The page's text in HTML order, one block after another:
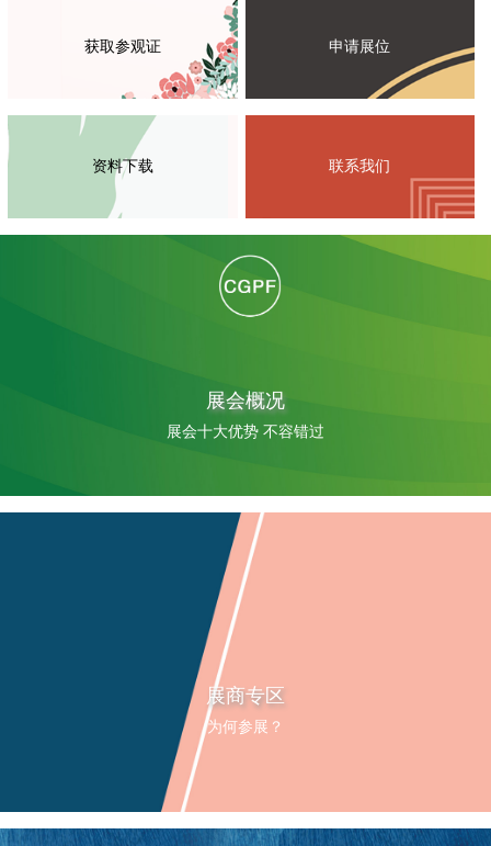
获取参观证 申请展位
资料下载 联系我们
展会概况
展会十大优势 不容错过
展商专区
为何参展？